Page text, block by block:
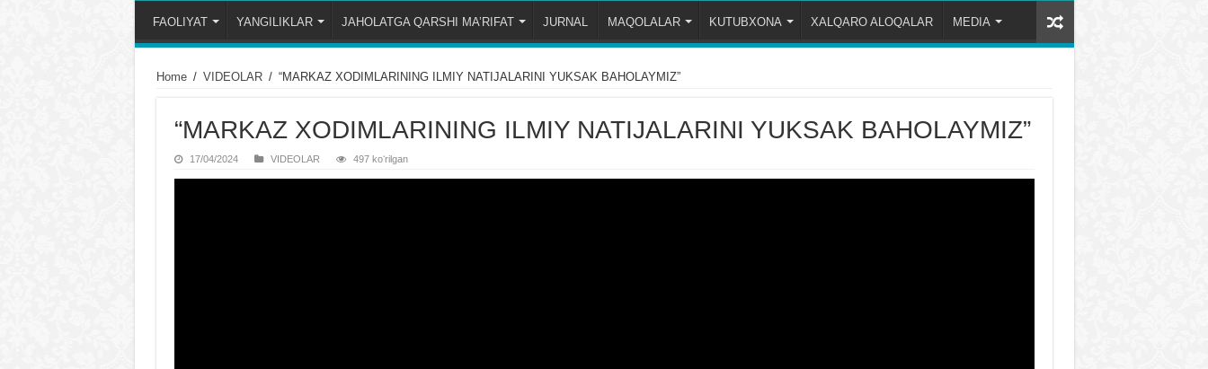
FAOLIYAT YANGILIKLAR JAHOLATGA QARSHI MA’RIFAT JURNAL MAQOLALAR KUTUBXONA XALQARO ALOQALAR MEDIA
Home / VIDЕOLAR / “MARKAZ XODIMLARINING ILMIY NATIJALARINI YUKSAK BAHOLAYMIZ”
“MARKAZ XODIMLARINING ILMIY NATIJALARINI YUKSAK BAHOLAYMIZ”
17/04/2024 VIDЕOLAR 497 koʻrilgan